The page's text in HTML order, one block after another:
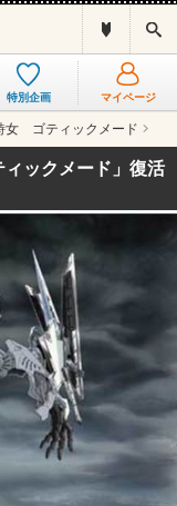
ス
は
？
特別企画 マイページ
女 ゴティックメード
ックメード」復活